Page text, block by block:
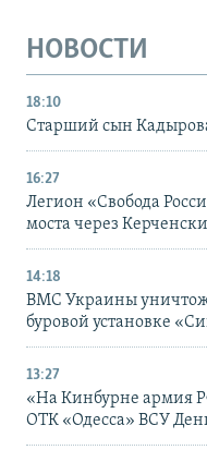
НОВОСТИ
18:10
Старший сын
16:27
Легион «Свобода
моста через
14:18
ВМС Украины
буровой установке
13:27
«На Кинбурне армия
ОТК «Одесса» ВСУ